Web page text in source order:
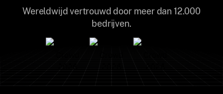
Wereldwijd vertrouwd door meer dan 12.000
bedrijven.